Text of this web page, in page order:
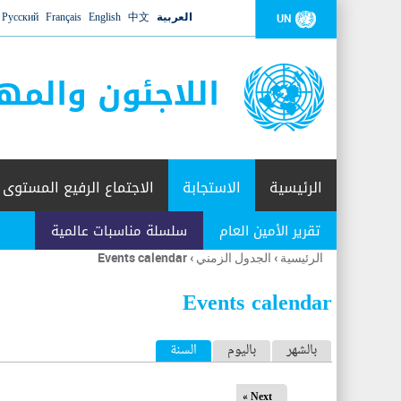
UN العربية 中文
English
Français
Русский
اللاجئون
الرئيسية الاستجابة
تقرير الأمين العام سلسلة مناسبات عالمية
الاجتماع الرفيع المستوى
أنت
هنا
الرئيسية › الجدول الزمني ›
Events calendar
Events calendar
ا بالشهر باليوم السنة (علامة التبويب النشطة)